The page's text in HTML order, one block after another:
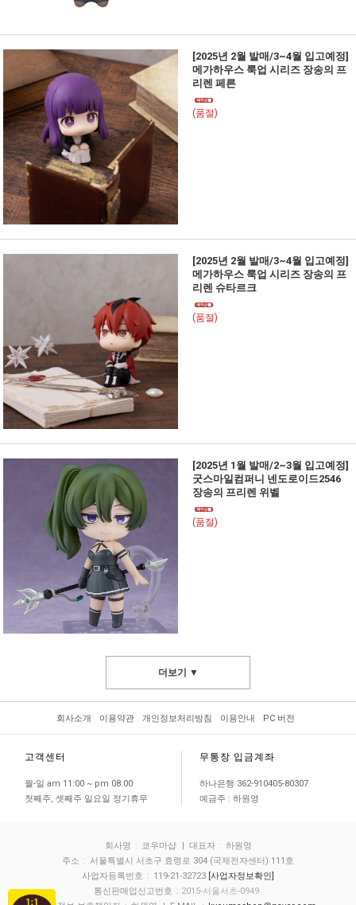
[2025년 2월 발매/3~4월 입고예정]
메가하우스 룩업 시리즈 장송의 프
리렌 페른
(품절)
[2025년 2월 발매/3~4월 입고예정]
메가하우스 룩업 시리즈 장송의 프
리렌 슈타르크
(품절)
[2025년 1월 발매/2~3월 입고예정]
굿스마일컴퍼니 넨도로이드2546
장송의 프리렌 위벨
(품절)
더보기 ▼
회사소개 이용약관 개인정보처리방침 이용안내 PC 버전
고객센터
월-일 am 11:00 ~ pm 08:00
첫째주, 셋째주 일요일 정기휴무
무통장 입금계좌
하나은행 362-910405-80307
예금주 : 하원영
회사명 : 쿄우마샵 | 대표자 : 하원영
주소 : 서울특별시 서초구 효령로 304 (국제전자센터) 111호
사업자등록번호 : 119-21-32723 [사업자정보확인]
통신판매업신고번호 : 2015-서울서초-0949